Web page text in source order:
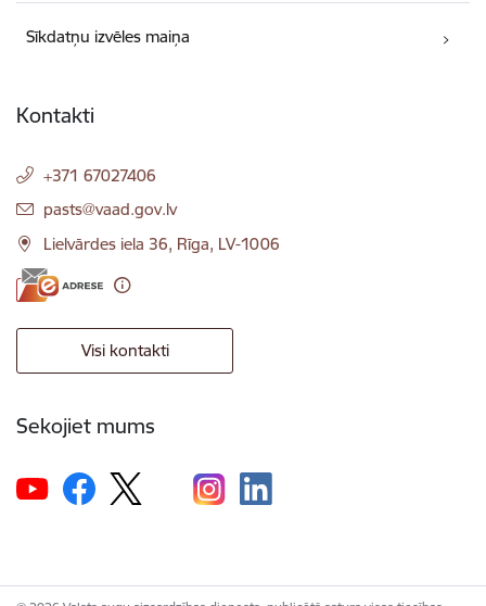
Sīkdatņu izvēles maiņa
Kontakti
+371 67027406
E-pasts:
pasts@vaad.gov.lv
Lielvārdes iela 36, Rīga, LV-1006
Visi kontakti
Sekojiet mums